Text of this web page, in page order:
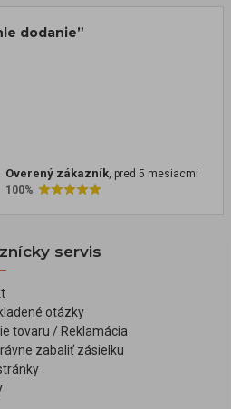
dodanie”
Overený zákazník, pred 5 mesiacmi
100%
servis
otázky
tovaru / Reklamácia
zabaliť zásielku